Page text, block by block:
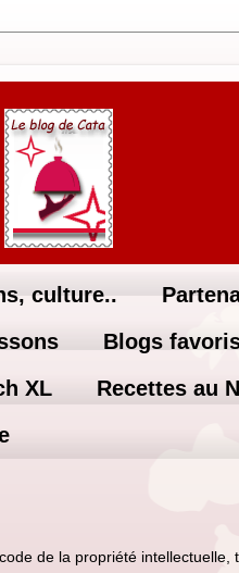
culture..
Blogs
XL
Recettes au
de la propriété intellectuelle,